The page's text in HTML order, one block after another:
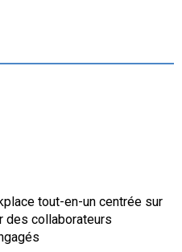
tout-en-un centrée sur
des collaborateurs